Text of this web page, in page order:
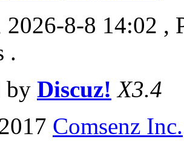
8-8 14:02 ,
.
by Discuz! X3.4
Comsenz Inc.